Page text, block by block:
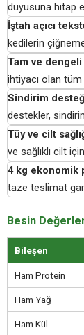
duyusuna hitap
İştah açıcı
kedilerin
Tam ve
ihtiyacı olan
Sindirim
destekler,
Tüy ve cilt
ve sağlıklı cilt
4 kg ekonomik
taze teslimat
Besin
Bileşen
Ham Protein
Ham Yağ
Ham Kül